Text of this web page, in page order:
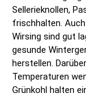
Sellerieknollen,
frischhalten.
Wirsing sind gut
gesunde
herstellen.
Temperaturen
Grünkohl halten